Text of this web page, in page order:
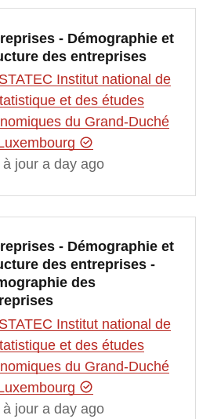
- Démographie et
des entreprises
STATEC Institut national de
et des études
du Grand-Duché
à jour a day ago
- Démographie et
des entreprises -
des
STATEC Institut national de
et des études
du Grand-Duché
à jour a day ago